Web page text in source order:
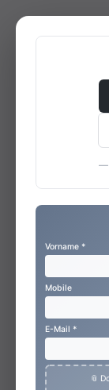
—
Vorname *
Mobile
E-Mail *
📎